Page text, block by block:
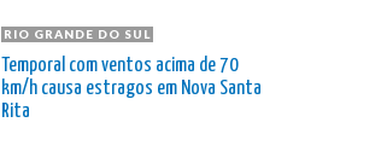
RIO GRANDE DO SUL
Temporal com ventos acima de 70
km/h causa estragos em Nova Santa
Rita